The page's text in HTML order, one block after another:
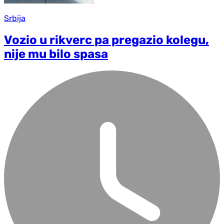
Srbija
Vozio u rikverc pa pregazio kolegu,
nije mu bilo spasa